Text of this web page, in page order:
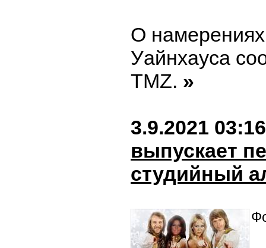
О
Уайнхауса
TMZ. »
3.9.2021 03:16
выпускает
студийный